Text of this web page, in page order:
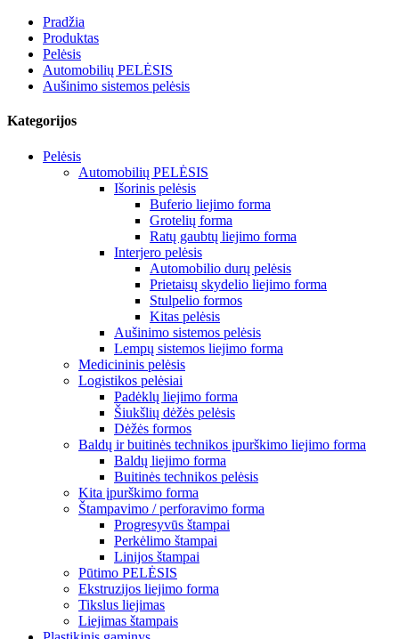
Pradžia
Produktas
Pelėsis
Automobilių PELĖSIS
Aušinimo sistemos pelėsis
Kategorijos
Pelėsis
Automobilių PELĖSIS
Išorinis pelėsis
Buferio liejimo forma
Grotelių forma
Ratų gaubtų liejimo forma
Interjero pelėsis
Automobilio durų pelėsis
Prietaisų skydelio liejimo forma
Stulpelio formos
Kitas pelėsis
Aušinimo sistemos pelėsis
Lempų sistemos liejimo forma
Medicininis pelėsis
Logistikos pelėsiai
Padėklų liejimo forma
Šiukšlių dėžės pelėsis
Dėžės formos
Baldų ir buitinės technikos įpurškimo liejimo forma
Baldų liejimo forma
Buitinės technikos pelėsis
Kita įpurškimo forma
Štampavimo / perforavimo forma
Progresyvūs štampai
Perkėlimo štampai
Linijos štampai
Pūtimo PELĖSIS
Ekstruzijos liejimo forma
Tikslus liejimas
Liejimas štampais